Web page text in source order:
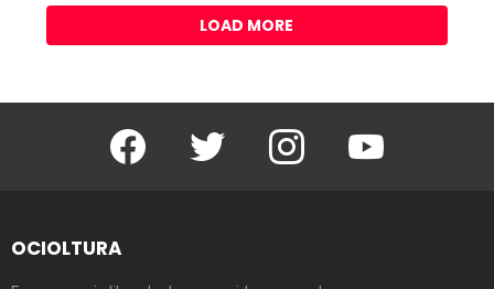
LOAD MORE
Facebook Twitter Instagram Youtube
OCIOLTURA